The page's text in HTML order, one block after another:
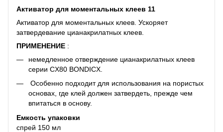
Активатор для моментальных клеев 11
Активатор для моментальных клеев. Ускоряет
затвердевание цианакрилатных клеев.
ПРИМЕНЕНИЕ :
немедленное отверждение цианакрилатных клеев
серии CX80 BONDICX.
Особенно подходит для использования на пористых
основах, где клей должен затвердеть, прежде чем
впитаться в основу.
​​​​​​​Емкость упаковки
спрей 150 мл